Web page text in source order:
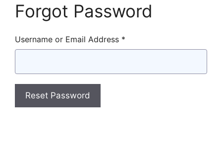
Forgot Password
Username or Email Address *